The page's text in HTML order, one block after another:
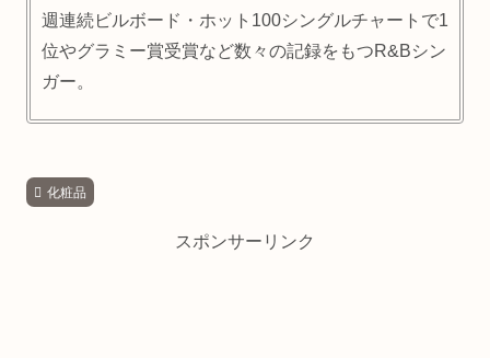
週連続ビルボード・ホット100シングルチャートで1
位やグラミー賞受賞など数々の記録をもつR&Bシン
ガー。
化粧品
スポンサーリンク